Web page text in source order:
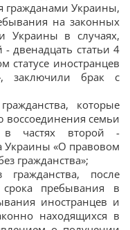
гражданами Украины,
на законных
Украины в случаях,
- двенадцать статьи 4
статусе иностранцев
заключили брак с
которые
семьи
частях второй -
Украины «О правовом
гражданства»;
после
срока пребывания в
иностранцев и
находящихся в